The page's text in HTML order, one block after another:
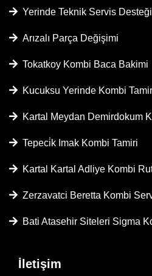
Yerinde Teknik Servis Desteği
Arızalı Parça Değişimi
Tokatkoy Kombi Baca Bakimi
Kucuksu Yerinde Kombi
Kartal Meydan Demirdokum
Tepeci̇k Imak Kombi Tamiri
Kartal Kartal Adliye Kombi
Zerzavatci Beretta Kombi
Bati Atasehir Siteleri Sigma
İletişim